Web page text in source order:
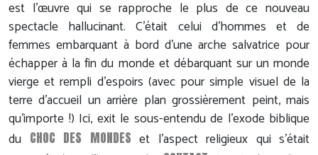
est l'œuvre qui se rapproche le plus de ce nouveau
spectacle hallucinant. C'était celui d'hommes et de
femmes embarquant à bord d'une arche salvatrice pour
échapper à la fin du monde et débarquant sur un monde
vierge et rempli d'espoirs (avec pour simple visuel de la
terre d'accueil un arrière plan grossièrement peint, mais
qu'importe !) Ici, exit le sous-entendu de l'exode biblique
du CHOC DES MONDES et l'aspect religieux qui s'était